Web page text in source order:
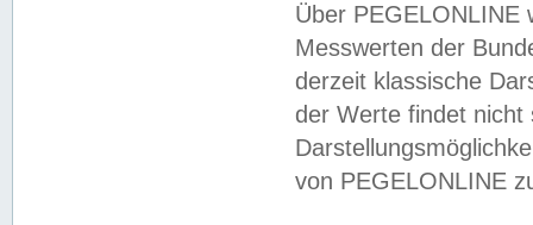
Über PEGELONLINE
Messwerten der
derzeit klassische
der Werte findet
von PEGELONLINE